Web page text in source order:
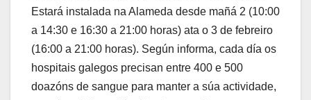
Estará instalada na Alameda desde mañá 2 (10:00
a 14:30 e 16:30 a 21:00 horas) ata o 3 de febreiro
(16:00 a 21:00 horas). Según informa, cada día os
hospitais galegos precisan entre 400 e 500
doazóns de sangue para manter a súa actividade,